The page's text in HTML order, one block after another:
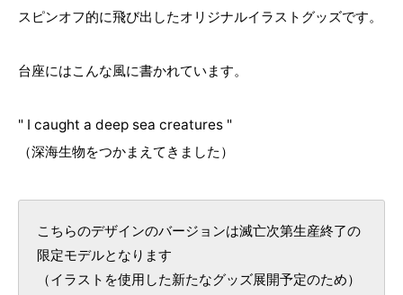
スピンオフ的に飛び出したオリジナルイラストグッズです。
台座にはこんな風に書かれています。
" I caught a deep sea creatures "
（深海生物をつかまえてきました）
こちらのデザインのバージョンは滅亡次第生産終了の
限定モデルとなります
（イラストを使用した新たなグッズ展開予定のため）